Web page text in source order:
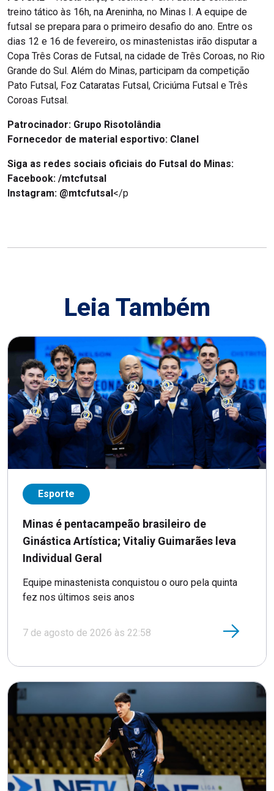
treino tático às 16h, na Areninha, no Minas I. A equipe de
futsal se prepara para o primeiro desafio do ano. Entre os
dias 12 e 16 de fevereiro, os minastenistas irão disputar a
Copa Três Coras de Futsal, na cidade de Três Coroas, no Rio
Grande do Sul. Além do Minas, participam da competição
Pato Futsal, Foz Cataratas Futsal, Criciúma Futsal e Três
Coroas Futsal.
Patrocinador: Grupo Risotolândia
Fornecedor de material esportivo: Clanel
Siga as redes sociais oficiais do Futsal do Minas:
Facebook: /mtcfutsal
Instagram: @mtcfutsal</p
Leia Também
Esporte
Minas é pentacampeão brasileiro de
Ginástica Artística; Vitaliy Guimarães leva
Individual Geral
Equipe minastenista conquistou o ouro pela quinta
fez nos últimos seis anos
7 de agosto de 2026 às 22:58